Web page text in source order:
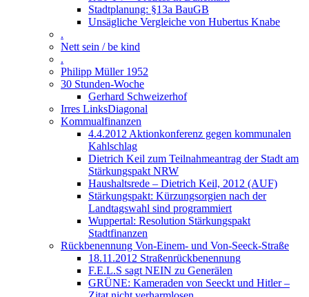
Stadtplanung: §13a BauGB
Unsägliche Vergleiche von Hubertus Knabe
.
Nett sein / be kind
.
Philipp Müller 1952
30 Stunden-Woche
Gerhard Schweizerhof
Irres LinksDiagonal
Kommualfinanzen
4.4.2012 Aktionkonferenz gegen kommunalen
Kahlschlag
Dietrich Keil zum Teilnahmeantrag der Stadt am
Stärkungspakt NRW
Haushaltsrede – Dietrich Keil, 2012 (AUF)
Stärkungspakt: Kürzungsorgien nach der
Landtagswahl sind programmiert
Wuppertal: Resolution Stärkungspakt
Stadtfinanzen
Rückbenennung Von-Einem- und Von-Seeck-Straße
18.11.2012 Straßenrückbenennung
F.E.L.S sagt NEIN zu Generälen
GRÜNE: Kameraden von Seeckt und Hitler –